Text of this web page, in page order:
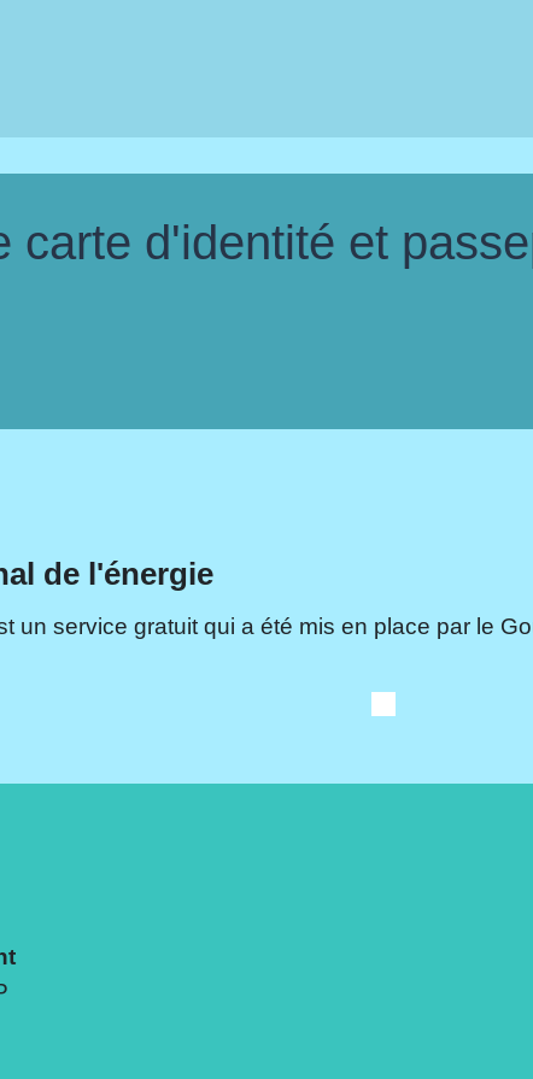
carte d'identité et
de l'énergie
un service gratuit qui a été mis en place par le